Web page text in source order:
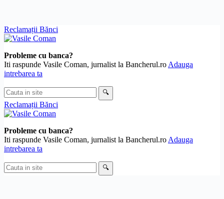
Skip
to
Reclamații Bănci
Probleme cu banca?
Iti raspunde Vasile Coman, jurnalist la Bancherul.ro Adauga
intrebarea ta
Cauta
in
site
🔍
Reclamații Bănci
Probleme cu banca?
Iti raspunde Vasile Coman, jurnalist la Bancherul.ro Adauga
intrebarea ta
Cauta
in
🔍